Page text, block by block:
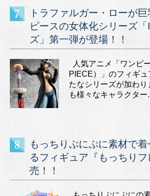
トラファルガー・ローが
ピースの女体化シリーズ
ズ」第一弾が登場！！
人気アニメ「ワンピ
PIECE）」のフィギ
たなシリーズが加わ
も様々なキャラクター
もっちりぷにぷに素材で着
るフィギュア『もっちり
売！！